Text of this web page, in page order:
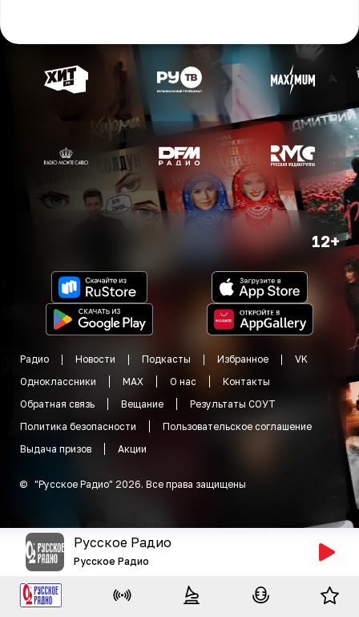
12+
Радио Новости Подкасты Избранное
VK
Одноклассники
MAX О нас
Контакты
Обратная связь
Вещание
Результаты СОУТ
Политика безопасности
Пользовательское соглашение
Выдача призов
Акции
© "Русское Радио" 2026. Все права защищены
Русское Радио
Русское Радио